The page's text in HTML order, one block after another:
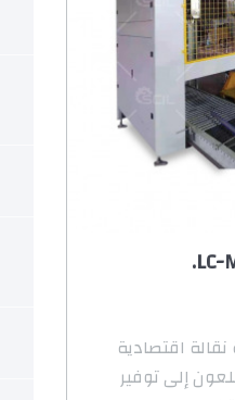
اقتصادية
إلى توفير